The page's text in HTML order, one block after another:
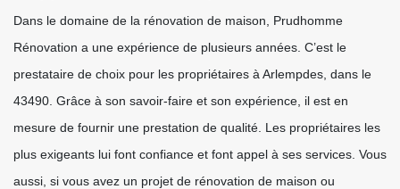
Dans le domaine de la rénovation de maison, Prudhomme
Rénovation a une expérience de plusieurs années. C’est le
prestataire de choix pour les propriétaires à Arlempdes, dans le
43490. Grâce à son savoir-faire et son expérience, il est en
mesure de fournir une prestation de qualité. Les propriétaires les
plus exigeants lui font confiance et font appel à ses services. Vous
aussi, si vous avez un projet de rénovation de maison ou